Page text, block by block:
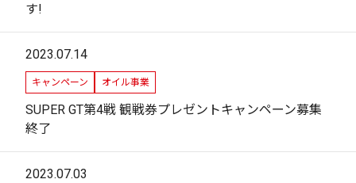
す!
2023.07.14
キャンペーン オイル事業
SUPER GT第4戦 観戦券プレゼントキャンペーン募集
終了
2023.07.03